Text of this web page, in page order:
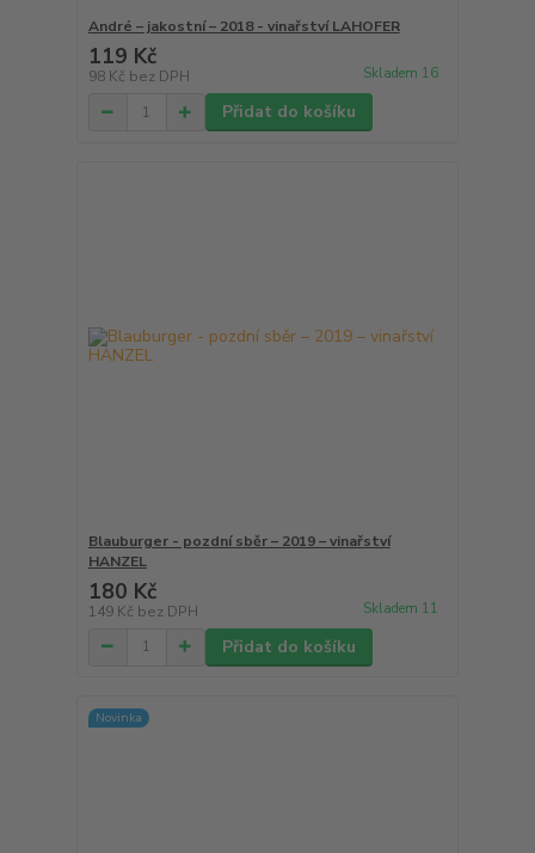
André – jakostní – 2018 - vinařství LAHOFER
119 Kč
98 Kč bez DPH Skladem 16
Přidat do košíku
Blauburger - pozdní sběr – 2019 – vinařství
HANZEL
180 Kč
149 Kč bez DPH Skladem 11
Přidat do košíku
Novinka